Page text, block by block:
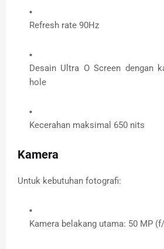
Refresh rate 90Hz
Desain Ultra O Screen dengan
hole
Kecerahan maksimal 650 nits
Kamera
Untuk kebutuhan fotografi:
Kamera belakang utama: 50 MP